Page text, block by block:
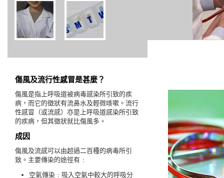
傷風及流行性感冒是甚麼？
傷風是指上呼吸道被病毒感染所引致的疾
病，而它的徵狀有流鼻水及輕微咳嗽。流行
性感冒（或流感）亦是上呼吸道感染所引致
的疾病，但其徵狀就比傷風多。
成因
傷風及流感可以由超過二百種的病毒所引
致。主要傳染的途徑有﹕
空氣傳染﹕吸入空氣中較大的呼吸分